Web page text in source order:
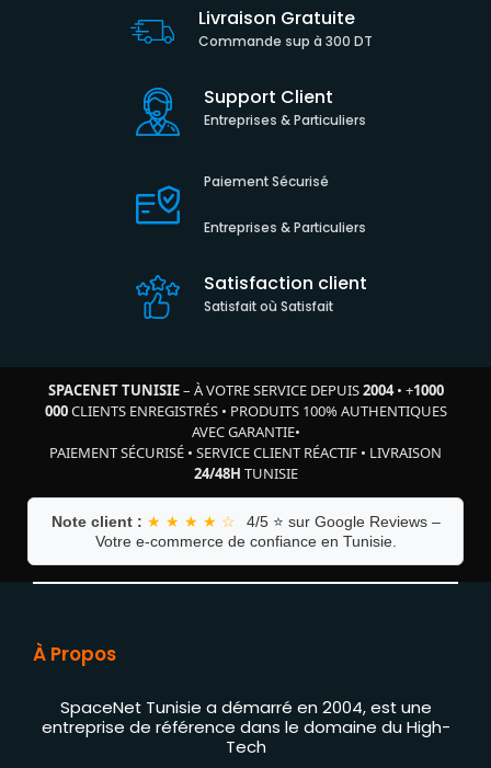
Livraison Gratuite
Commande sup à 300 DT
Support Client
Entreprises & Particuliers
Paiement Sécurisé
Entreprises & Particuliers
Satisfaction client
Satisfait où Satisfait
SPACENET TUNISIE– À VOTRE SERVICE DEPUIS2004• +1000
000CLIENTS ENREGISTRÉS• PRODUITS 100% AUTHENTIQUES
AVEC GARANTIE•
PAIEMENT SÉCURISÉ • SERVICE CLIENT RÉACTIF • LIVRAISON
24/48H TUNISIE
Note client : ★ ★ ★ ★ ☆
4/5 ⭐ sur Google Reviews –
Votre e-commerce de confiance en Tunisie.
À Propos
SpaceNet Tunisie a démarré en 2004, est une
entreprise de référence dans le domaine du High-
Tech